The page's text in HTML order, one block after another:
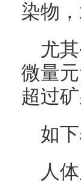
染物
尤
微量
超过
如
人